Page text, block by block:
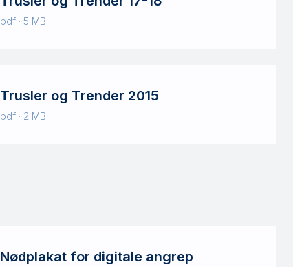
pdf · 5 MB
Trusler og Trender 2015
pdf · 2 MB
Nødplakat for digitale angrep